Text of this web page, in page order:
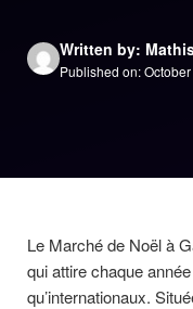
Written by:
Published on:
Le Marché de Noël à
qui attire chaque
qu’internationaux.